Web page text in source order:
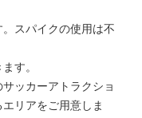
スパイクの使用は不
す。
ッカーアトラクショ
リアをご用意しま